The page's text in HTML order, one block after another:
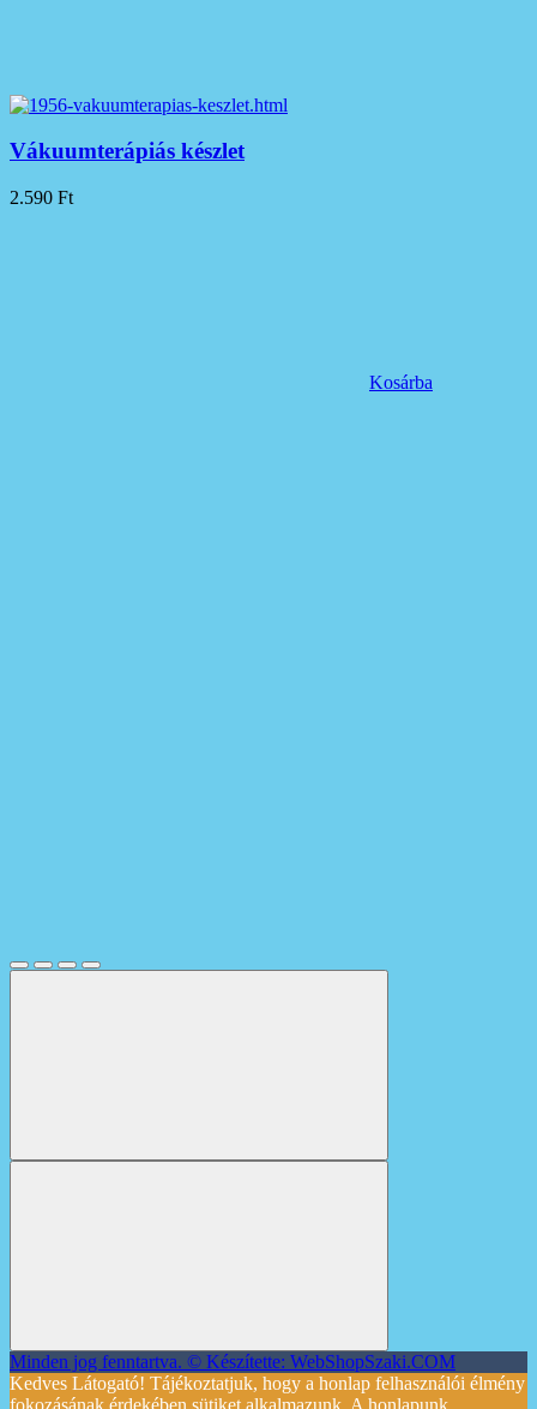
Vákuumterápiás készlet
2.590 Ft
Kosárba
Minden jog fenntartva. © Készítette: WebShopSzaki.COM
Kedves Látogató! Tájékoztatjuk, hogy a honlap felhasználói élmény
fokozásának érdekében sütiket alkalmazunk. A honlapunk